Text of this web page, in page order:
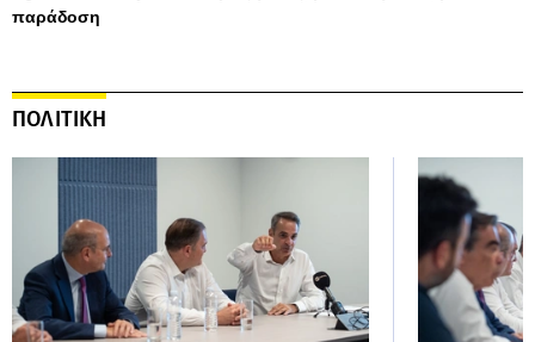
παράδοση
ΠΟΛΙΤΙΚΗ